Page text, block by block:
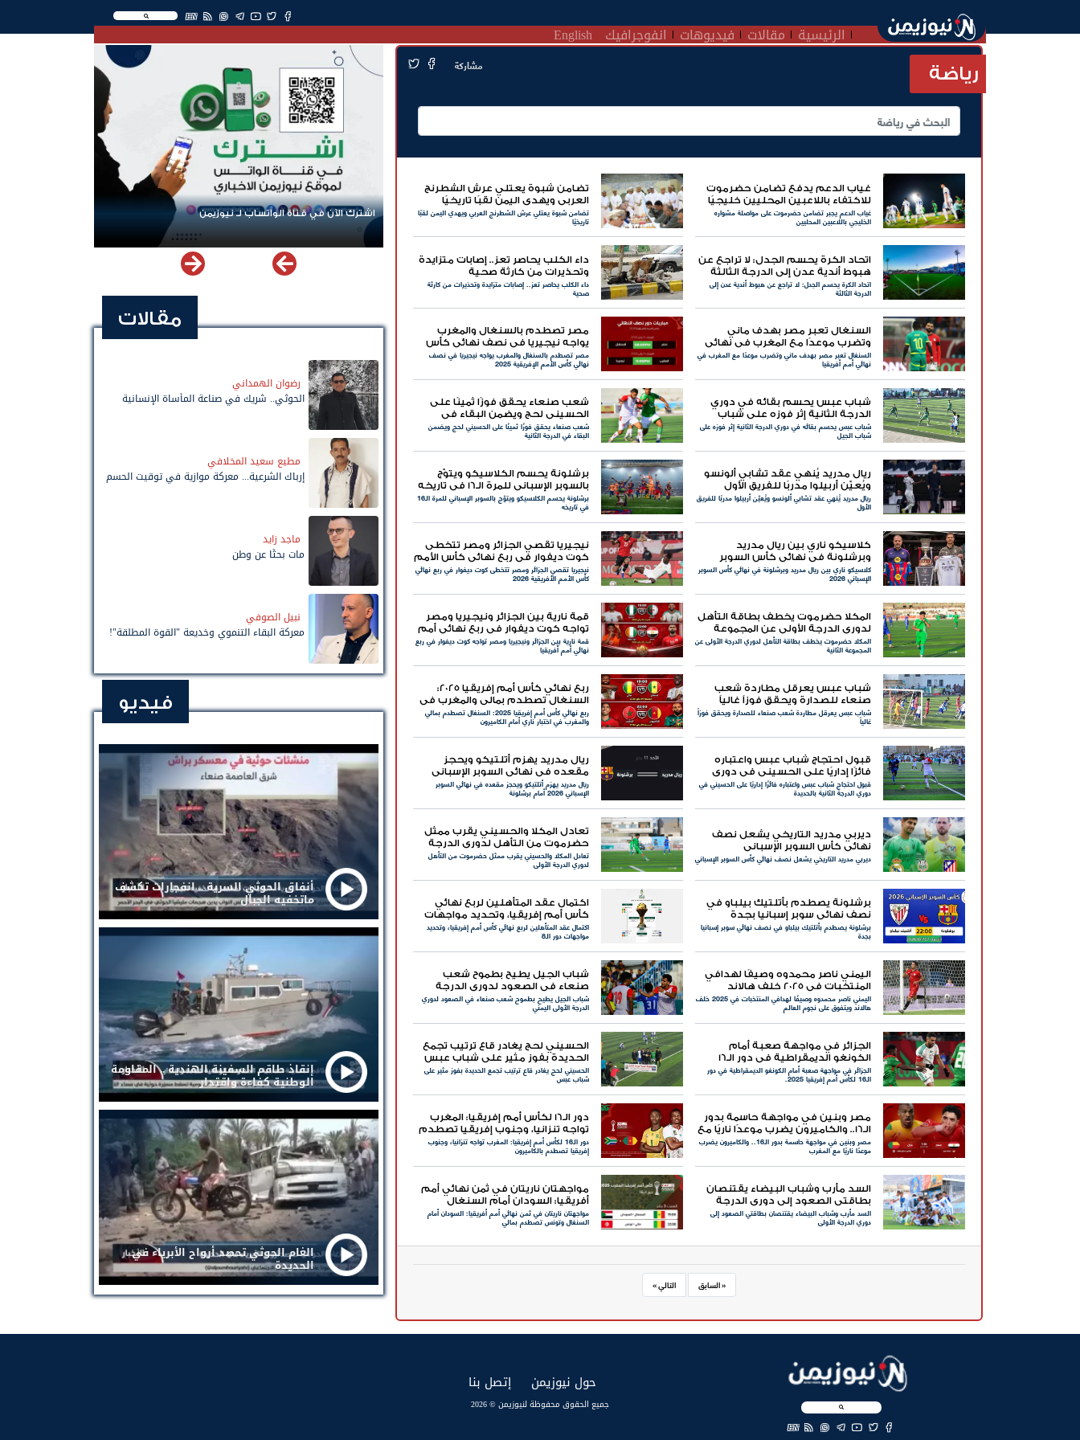
EN
الرئيسية مقالات فيديوهات انفوجرافيك English
رياضة مشاركة
غياب الدعم يدفع تضامن حضرموت
للاكتفاء باللاعبين المحليين خليجيًا
غياب الدعم يجبر تضامن حضرموت على مواصلة مشواره
الخليجي باللاعبين المحليين
تضامن شبوة يعتلي عرش الشطرنج
العربي ويهدي اليمن لقبًا تاريخيًا
تضامن شبوة يعتلي عرش الشطرنج العربي ويهدي اليمن لقبًا
تاريخيًا
اتحاد الكرة يحسم الجدل: لا تراجع عن
هبوط أندية عدن إلى الدرجة الثالثة
اتحاد الكرة يحسم الجدل: لا تراجع عن هبوط أندية عدن إلى
الدرجة الثالثة
داء الكلب يحاصر تعز.. إصابات متزايدة
وتحذيرات من كارثة صحية‏
داء الكلب يحاصر تعز.. إصابات متزايدة وتحذيرات من كارثة
صحية‏
السنغال تعبر مصر بهدف ماني
وتضرب موعدًا مع المغرب في نهائي
أمم أفريقيا
السنغال تعبر مصر بهدف ماني وتضرب موعدًا مع المغرب في
نهائي أمم أفريقيا
مصر تصطدم بالسنغال والمغرب
يواجه نيجيريا في نصف نهائي كأس
الأمم الإفريقية 2025
مصر تصطدم بالسنغال والمغرب يواجه نيجيريا في نصف
نهائي كأس الأمم الإفريقية 2025
شباب عبس يحسم بقائه في دوري
الدرجة الثانية إثر فوزه على شباب
الجيل
شباب عبس يحسم بقائه في دوري الدرجة الثانية إثر فوزه على
شباب الجيل
شعب صنعاء يحقق فوزًا ثمينًا على
الحسيني لحج ويضمن البقاء في
الدرجة الثانية
شعب صنعاء يحقق فوزًا ثمينًا على الحسيني لحج ويضمن
البقاء في الدرجة الثانية
ريال مدريد يُنهي عقد تشابي ألونسو
ويُعيّن أربيلوا مدربًا للفريق الأول
ريال مدريد يُنهي عقد تشابي ألونسو ويُعيّن أربيلوا مدربًا للفريق
الأول
برشلونة يحسم الكلاسيكو ويتوّج
بالسوبر الإسباني للمرة الـ16 في تاريخه
برشلونة يحسم الكلاسيكو ويتوّج بالسوبر الإسباني للمرة الـ16
في تاريخه
كلاسيكو ناري بين ريال مدريد
وبرشلونة في نهائي كأس السوبر
الإسباني 2026
كلاسيكو ناري بين ريال مدريد وبرشلونة في نهائي كأس السوبر
الإسباني 2026
نيجيريا تقصي الجزائر ومصر تتخطى
كوت ديفوار في ربع نهائي كأس الأمم
الأفريقية 2026
نيجيريا تقصي الجزائر ومصر تتخطى كوت ديفوار في ربع نهائي
كأس الأمم الأفريقية 2026
المكلا حضرموت يخطف بطاقة التأهل
لدوري الدرجة الأولى عن المجموعة
الثانية
المكلا حضرموت يخطف بطاقة التأهل لدوري الدرجة الأولى عن
المجموعة الثانية
قمة نارية بين الجزائر ونيجيريا ومصر
تواجه كوت ديفوار في ربع نهائي أمم
أفريقيا
قمة نارية بين الجزائر ونيجيريا ومصر تواجه كوت ديفوار في ربع
نهائي أمم أفريقيا
شباب عبس يعرقل مطاردة شعب
صنعاء للصدارة ويحقق فوزاً غالياً
شباب عبس يعرقل مطاردة شعب صنعاء للصدارة ويحقق فوزاً
غالياً
ربع نهائي كأس أمم إفريقيا 2025:
السنغال تصطدم بمالي والمغرب في
اختبار ناري أمام الكاميرونربع نهائي كأس أمم إفريقيا 2025: السنغال تصطدم بمالي
والمغرب في اختبار ناري أمام الكاميرون
قبول احتجاج شباب عبس واعتباره
فائزًا إداريًا على الحسيني في دوري
الدرجة الثانية بالحديدة
قبول احتجاج شباب عبس واعتباره فائزًا إداريًا على الحسيني في
دوري الدرجة الثانية بالحديدة
ريال مدريد يهزم أتلتيكو ويحجز
مقعده في نهائي السوبر الإسباني
2026 أمام برشلونة
ريال مدريد يهزم أتلتيكو ويحجز مقعده في نهائي السوبر
الإسباني 2026 أمام برشلونة
ديربي مدريد التاريخي يشعل نصف
نهائي كأس السوبر الإسباني
ديربي مدريد التاريخي يشعل نصف نهائي كأس السوبر الإسباني
تعادل المكلا والحسيني يقرب ممثل
حضرموت من التأهل لدوري الدرجة
الأولى
تعادل المكلا والحسيني يقرب ممثل حضرموت من التأهل
لدوري الدرجة الأولى
برشلونة يصطدم بأتلتيك بيلباو في
نصف نهائي سوبر إسبانيا بجدة
برشلونة يصطدم بأتلتيك بيلباو في نصف نهائي سوبر إسبانيا
بجدة
اكتمال عقد المتأهلين لربع نهائي
كأس أمم إفريقيا، وتحديد مواجهات
دور الـ8
اكتمال عقد المتأهلين لربع نهائي كأس أمم إفريقيا، وتحديد
مواجهات دور الـ8
اليمني ناصر محمدوه وصيفًا لهدافي
المنتخبات في 2025 خلف هالاند
ويتفوق على نجوم العالم
اليمني ناصر محمدوه وصيفًا لهدافي المنتخبات في 2025 خلف
هالاند ويتفوق على نجوم العالم
شباب الجيل يطيح بطموح شعب
صنعاء في الصعود لدوري الدرجة
الأولى اليمني
شباب الجيل يطيح بطموح شعب صنعاء في الصعود لدوري
الدرجة الأولى اليمني
الجزائر في مواجهة صعبة أمام
الكونغو الديمقراطية في دور الـ16
لكأس أمم إفريقيا 2025.
الجزائر في مواجهة صعبة أمام الكونغو الديمقراطية في دور
الـ16 لكأس أمم إفريقيا 2025.
الحسيني لحج يغادر قاع ترتيب تجمع
الحديدة بفوز مثير على شباب عبس
الحسيني لحج يغادر قاع ترتيب تجمع الحديدة بفوز مثير على
شباب عبس
مصر وبنين في مواجهة حاسمة بدور
الـ16.. والكاميرون يضرب موعدًا ناريًا مع
المغرب
مصر وبنين في مواجهة حاسمة بدور الـ16.. والكاميرون يضرب
موعدًا ناريًا مع المغرب
دور الـ16 لكأس أمم إفريقيا: المغرب
تواجه تنزانيا، وجنوب إفريقيا تصطدم
بالكاميروندور الـ16 لكأس أمم إفريقيا: المغرب تواجه تنزانيا، وجنوب
إفريقيا تصطدم بالكاميرون
السد مأرب وشباب البيضاء يقتنصان
بطاقتي الصعود إلى دوري الدرجة
الأولى
السد مأرب وشباب البيضاء يقتنصان بطاقتي الصعود إلى
دوري الدرجة الأولى
مواجهتان ناريتان في ثمن نهائي أمم
أفريقيا: السودان أمام السنغال
وتونس تصطدم بمالي
مواجهتان ناريتان في ثمن نهائي أمم أفريقيا: السودان أمام
السنغال وتونس تصطدم بمالي
« السابق التالي »
اشترك الآن في قناة الواتساب لـ نيوزيمن
مقالات
رضوان الهمداني
الحوثي.. شريك في صناعة المأساة الإنسانية
مطيع سعيد المخلافي
إرباك الشرعية... معركة موازية في توقيت الحسم
ماجد زايد
مات بحثًا عن وطن
نبيل الصوفي
معركة البقاء التنموي وخديعة "القوة المطلقة"!
فيديو
أنفاق الحوثي السرية .. انفجارات تكشف
ماتخفيه الجبال
إنقاذ طاقم السفينة الهندية .. المقاومة
الوطنية كفاءة واقتدار
الغام الحوثي تحصد أرواح الأبرياء في
الحديدة
EN
حول نيوزيمن إتصل بنا
جميع الحقوق محفوظة لنيوزيمن © 2026